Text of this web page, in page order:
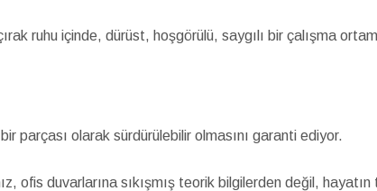
ruhu içinde, dürüst, hoşgörülü, saygılı bir çalışma
parçası olarak sürdürülebilir olmasını garanti ediyor.
ofis duvarlarına sıkışmış teorik bilgilerden değil,